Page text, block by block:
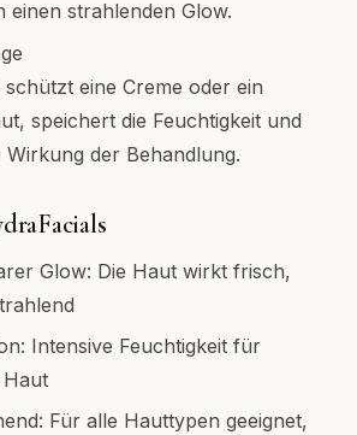
einen strahlenden Glow.
eine Creme oder ein
speichert die Feuchtigkeit und
der Behandlung.
Glow: Die Haut wirkt frisch,
Intensive Feuchtigkeit für
Haut
Für alle Hauttypen geeignet,